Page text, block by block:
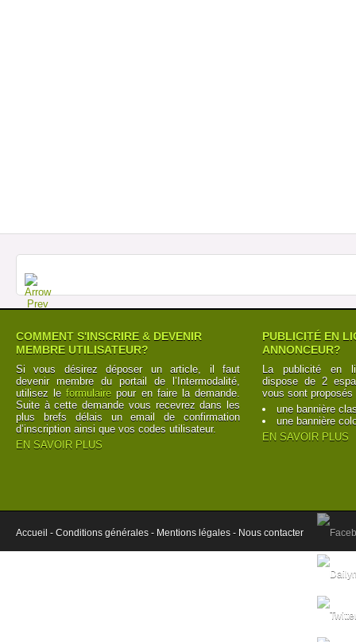
COMMENT S'INSCRIRE & DEVENIR
MEMBRE UTILISATEUR?
Si vous désirez déposer un article, il faut
devenir membre du portail de l’Intermodalité,
utilisez leformulaire pour en faire la demande.
Suite à cette demande vous recevrez dans les
plus brefs délais un email de confirmation
d’inscription ainsi que vos codes utilisateur.
EN SAVOIR PLUS
PUBLICITÉ EN
ANNONCEUR?
La publicité en
dispose de 2
vous sont proposés
une bannière
une bannière
EN SAVOIR PLUS
Accueil - Conditions générales - Mentions légales - Nous contacter